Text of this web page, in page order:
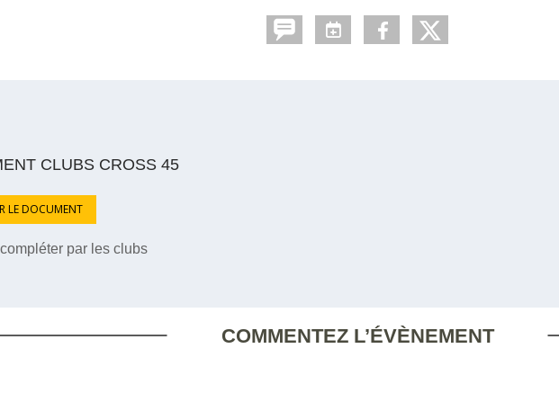
CLUBS CROSS 45
LE DOCUMENT
par les clubs
COMMENTEZ L’ÉVÈNEMENT